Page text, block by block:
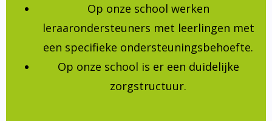
Op onze school werken
leraarondersteuners met leerlingen met
een specifieke ondersteuningsbehoefte.
Op onze school is er een duidelijke
zorgstructuur.